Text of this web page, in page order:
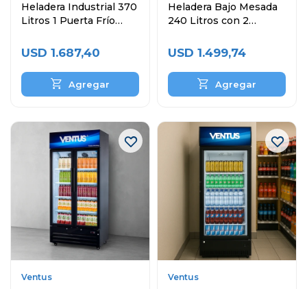
Heladera Industrial 370
Litros 1 Puerta Frío
USD 1.687,40
Heladera Bajo Mesada
240 Litros con 2
USD 1.499,74
Ventus Ventus